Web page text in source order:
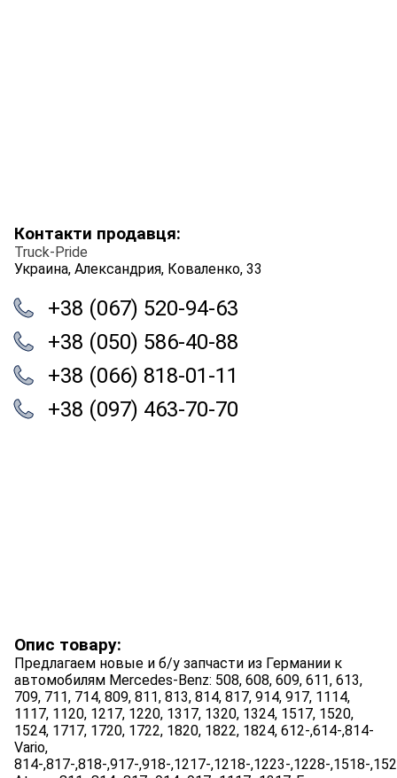
Контакти продавця:
Truck-Pride
Украина, Александрия, Коваленко, 33
+38 (067) 520-94-63
+38 (050) 586-40-88
+38 (066) 818-01-11
+38 (097) 463-70-70
Опис товару:
Предлагаем новые и б/у запчасти из Германии к
автомобилям Mercedes-Benz: 508, 608, 609, 611, 613,
709, 711, 714, 809, 811, 813, 814, 817, 914, 917, 1114,
1117, 1120, 1217, 1220, 1317, 1320, 1324, 1517, 1520,
1524, 1717, 1720, 1722, 1820, 1822, 1824, 612-,614-,814-
Vario,
814-,817-,818-,917-,918-,1217-,1218-,1223-,1228-,1518-